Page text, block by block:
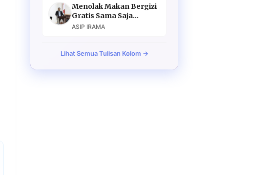
Menolak Makan Bergizi
Gratis Sama Saja
Menolak Masa Depan
ASIP IRAMA
Lihat Semua Tulisan Kolom →